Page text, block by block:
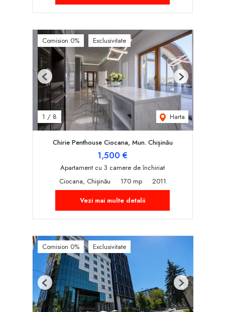
Comision 0% Exclusivitate
1 / 8 Harta
Previous Next
Chirie Penthouse Ciocana, Mun. Chișinău
1,500 €
Apartament cu 3 camere de închiriat
Ciocana, Chișinău
170 mp
2011
Vezi mai multe detalii
Comision 0% Exclusivitate
Previous Next